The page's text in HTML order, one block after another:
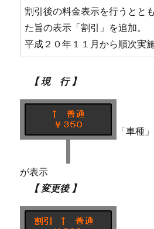
割引後の料金表示を行うとと
た旨の表示「割引」を追加。
平成２０年１１月から順次実
【 現 行 】
「車種
が表示
【 変更後 】